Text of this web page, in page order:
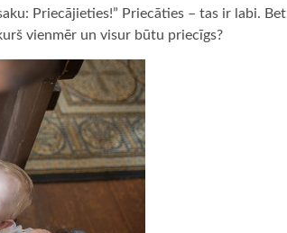
Priecājieties!” Priecāties – tas ir labi. Bet
vienmēr un visur būtu priecīgs?